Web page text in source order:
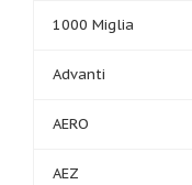
1000 Miglia
Advanti
AERO
AEZ